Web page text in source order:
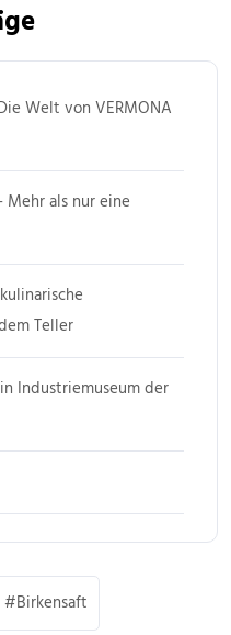
Welt von VERMONA
Mehr als nur eine
Teller
Industriemuseum der
Birkensaft